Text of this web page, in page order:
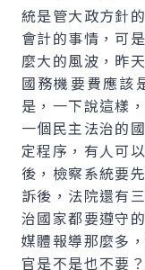
統是管大政方針
會計的事情，可
麼大的風波，昨
國務機要費應該
是，一下說這樣
一個民主法治的
定程序，有人可
後，檢察系統要
訴後，法院還有
治國家都要遵守
媒體報導那麼多
官是不是也不要